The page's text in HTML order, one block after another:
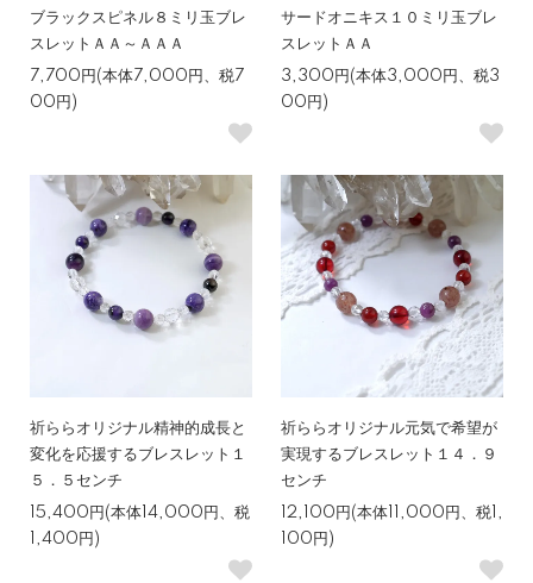
ブラックスピネル８ミリ玉ブレ
スレットＡＡ～ＡＡＡ
7,700円(本体7,000円、税7
00円)
サードオニキス１０ミリ玉ブレ
スレットＡＡ
3,300円(本体3,000円、税3
00円)
祈ららオリジナル精神的成長と
変化を応援するブレスレット１
５．５センチ
15,400円(本体14,000円、税
1,400円)
祈ららオリジナル元気で希望が
実現するブレスレット１４．９
センチ
12,100円(本体11,000円、税1,
100円)